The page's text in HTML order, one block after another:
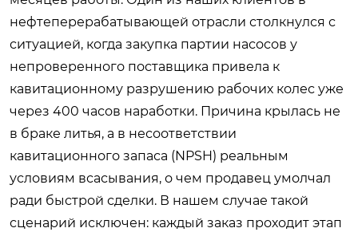
нефтеперерабатывающей отрасли столкнулся с
ситуацией, когда закупка партии насосов у
непроверенного поставщика привела к
кавитационному разрушению рабочих колес уже
через 400 часов наработки. Причина крылась не
в браке литья, а в несоответствии
кавитационного запаса (NPSH) реальным
условиям всасывания, о чем продавец умолчал
ради быстрой сделки. В нашем случае такой
сценарий исключен: каждый заказ проходит этап